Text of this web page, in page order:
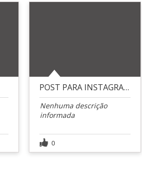
POST PARA INSTAGRAM
Nenhuma descrição
informada
0